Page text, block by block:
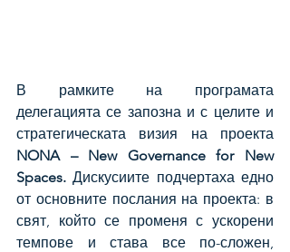
В рамките на програмата
делегацията се запозна и с целите и
NONA – New Governance for New
Spaces. Дискусиите подчертаха едно
от основните послания на проекта: в
свят, който се променя с ускорени
темпове и става все по-сложен,